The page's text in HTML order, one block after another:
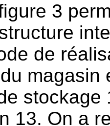
3
de
magasin
13. On a